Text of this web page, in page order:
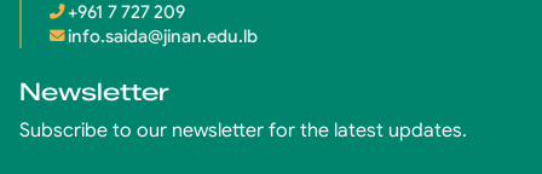
+961 7 727 209
info.saida@jinan.edu.lb
Newsletter
Subscribe to our newsletter for the latest updates.